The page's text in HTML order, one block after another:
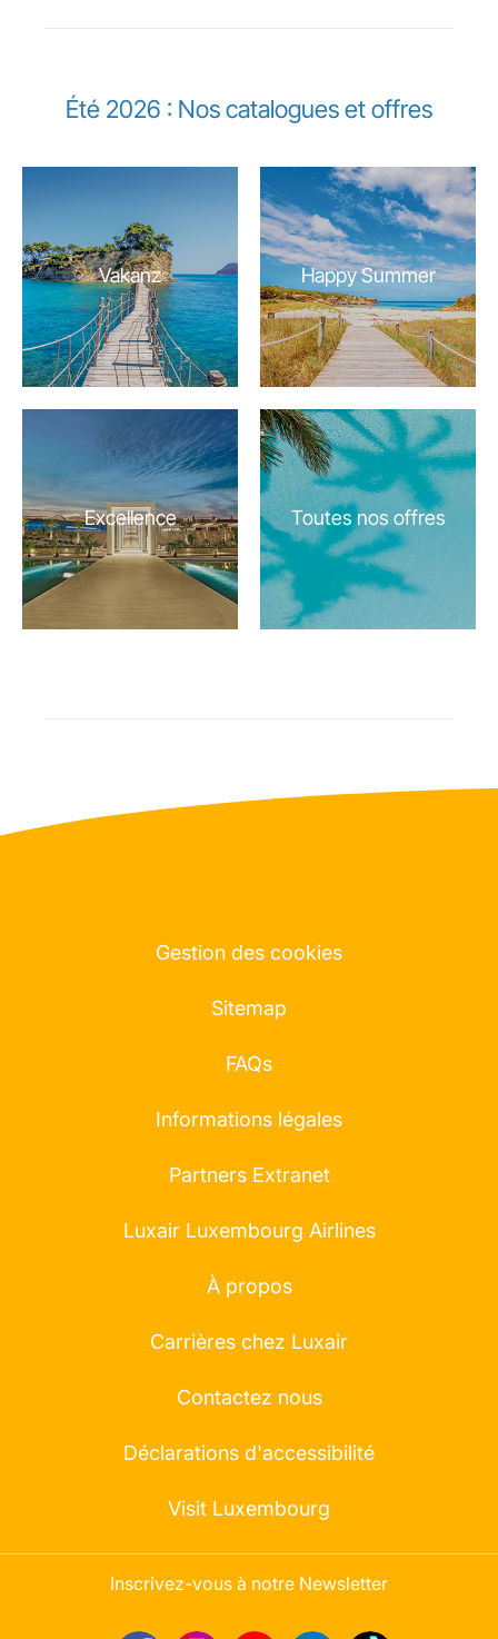
Été 2026 : Nos catalogues et offres
Vakanz Happy Summer
Excellence Toutes nos offres
Gestion des cookies
Sitemap
FAQs
Informations légales
Partners Extranet
Luxair Luxembourg Airlines
À propos
Carrières chez Luxair
Contactez nous
Déclarations d'accessibilité
Visit Luxembourg
Inscrivez-vous à notre Newsletter